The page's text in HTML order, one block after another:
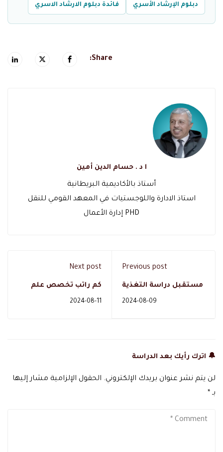
دبلوم الإرشاد الأسري فائدة دبلوم الارشاد الاسري
Share:
ا د . حسام الدين أمين
أستاذ بالأكاديمية البريطانية
PHD إدارة الأعمال
Previous post
مستقبل دراسة التغذية
2024-08-09
Next post
كم راتب تخصص علم
2024-08-11
🔔 اترك رأيك بعد الدراسة
لن يتم نشر عنوان بريدك الإلكتروني. الحقول الإلزامية مشار إليها
بـ *